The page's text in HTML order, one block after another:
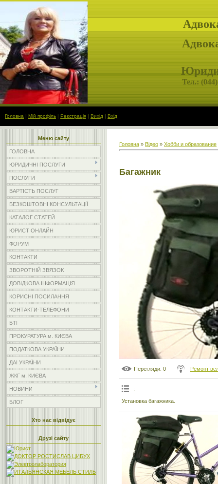
Тел.: (
Головна | Мій профіль | Реєстрація | Вихід | Вхід
Меню сайту
ГОЛОВНА
ЮРИДИЧНІ ПОСЛУГИ
ПОСЛУГИ
ВАРТІСТЬ ПОСЛУГ
БЕЗКОШТОВНІ КОНСУЛЬТАЦІЇ
КАТАЛОГ СТАТЕЙ
ЮРИСТ ОНЛАЙН
ФОРУМ
КОНТАКТИ
ЗВОРОТНІЙ ЗВЯЗОК
ДОВІДКОВА ІНФОРМАЦІЯ
КОРИСНІ ПОСИЛАННЯ
КОНТАКТИ-ТЕЛЕФОНИ
БТІ
ПРОКУРАТУРА м. КИЄВА
ПОДАТКОВА УКРАЇНИ
ДАІ УКРАЇНИ
ЖКГ м. КИЄВА
НОВИНИ
БЛОГ
Хто нас відвідує
Друзі сайту
Головна » Відео » Хобби и образование
Багажник
Перегляди: 0 Ремонт
:
Установка багажника.